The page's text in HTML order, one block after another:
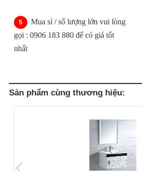
Mua sỉ / số lượng lớn vui lòng
gọi : 0906 183 880 để có giá tốt
nhất
Sản phẩm cùng thương hiệu: